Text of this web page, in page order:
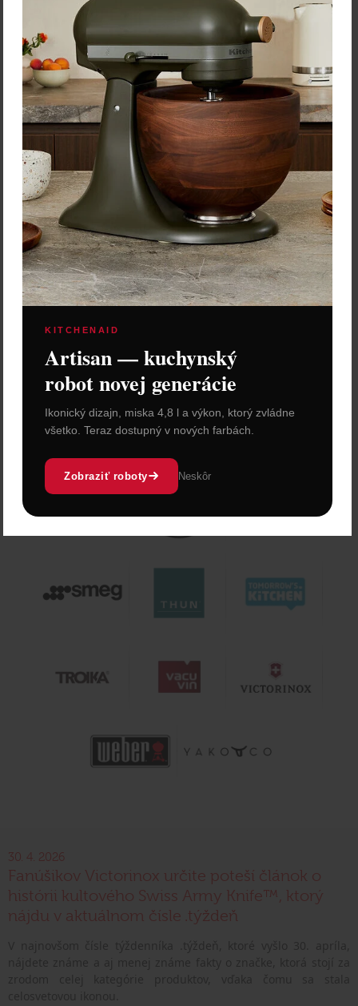
Cena: 11,20 €
Vložiť do košíka
30. 4. 2026
Fanúšikov Victorinox určite poteší článok o
histórii kultového Swiss Army Knife™, ktorý
nájdu v aktuálnom čísle .týždeň
KITCHENAID
Artisan — kuchynský
robot novej generácie
Ikonický dizajn, miska 4,8 l a výkon, ktorý zvládne
všetko. Teraz dostupný v nových farbách.
Zobraziť roboty Neskôr